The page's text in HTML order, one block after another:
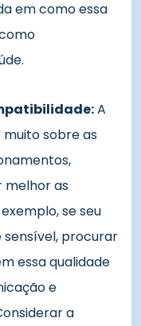
em como essa
A
sobre as
melhor as
se seu
sensível, procurar
essa qualidade
e
a